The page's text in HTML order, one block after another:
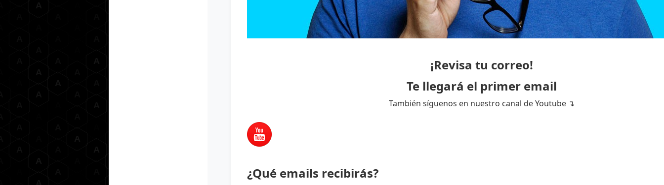
¡Revisa tu correo!
Te llegará el primer email
También síguenos en nuestro canal de Youtube ↴
¿Qué emails recibirás?